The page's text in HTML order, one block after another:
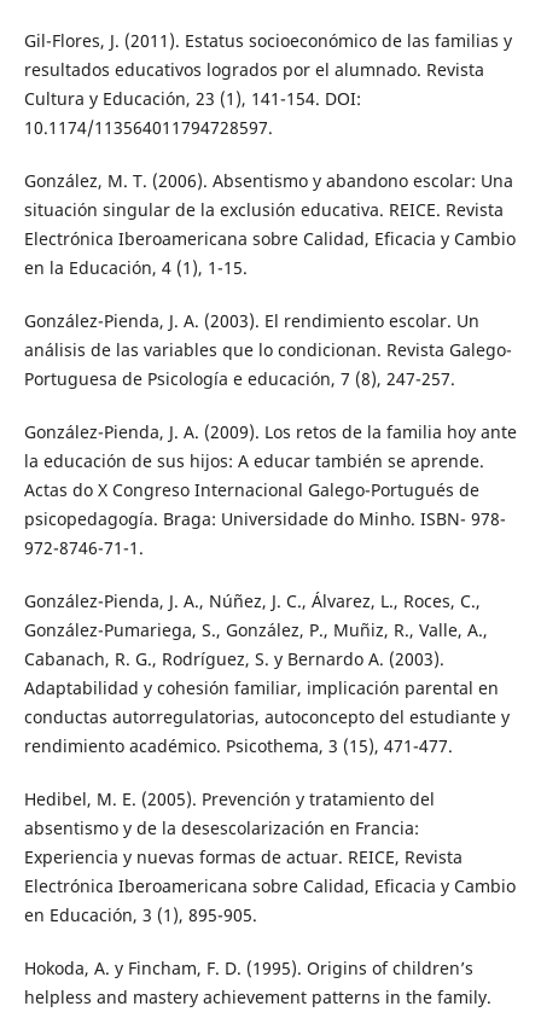
Gil-Flores, J. (2011). Estatus socioeconómico de las familias y
resultados educativos logrados por el alumnado. Revista
Cultura y Educación, 23 (1), 141-154. DOI:
10.1174/113564011794728597.
González, M. T. (2006). Absentismo y abandono escolar: Una
situación singular de la exclusión educativa. REICE. Revista
Electrónica Iberoamericana sobre Calidad, Eficacia y Cambio
en la Educación, 4 (1), 1-15.
González-Pienda, J. A. (2003). El rendimiento escolar. Un
análisis de las variables que lo condicionan. Revista Galego-
Portuguesa de Psicología e educación, 7 (8), 247-257.
González-Pienda, J. A. (2009). Los retos de la familia hoy ante
la educación de sus hijos: A educar también se aprende.
Actas do X Congreso Internacional Galego-Portugués de
psicopedagogía. Braga: Universidade do Minho. ISBN- 978-
972-8746-71-1.
González-Pienda, J. A., Núñez, J. C., Álvarez, L., Roces, C.,
González-Pumariega, S., González, P., Muñiz, R., Valle, A.,
Cabanach, R. G., Rodríguez, S. y Bernardo A. (2003).
Adaptabilidad y cohesión familiar, implicación parental en
conductas autorregulatorias, autoconcepto del estudiante y
rendimiento académico. Psicothema, 3 (15), 471-477.
Hedibel, M. E. (2005). Prevención y tratamiento del
absentismo y de la desescolarización en Francia:
Experiencia y nuevas formas de actuar. REICE, Revista
Electrónica Iberoamericana sobre Calidad, Eficacia y Cambio
en Educación, 3 (1), 895-905.
Hokoda, A. y Fincham, F. D. (1995). Origins of children’s
helpless and mastery achievement patterns in the family.